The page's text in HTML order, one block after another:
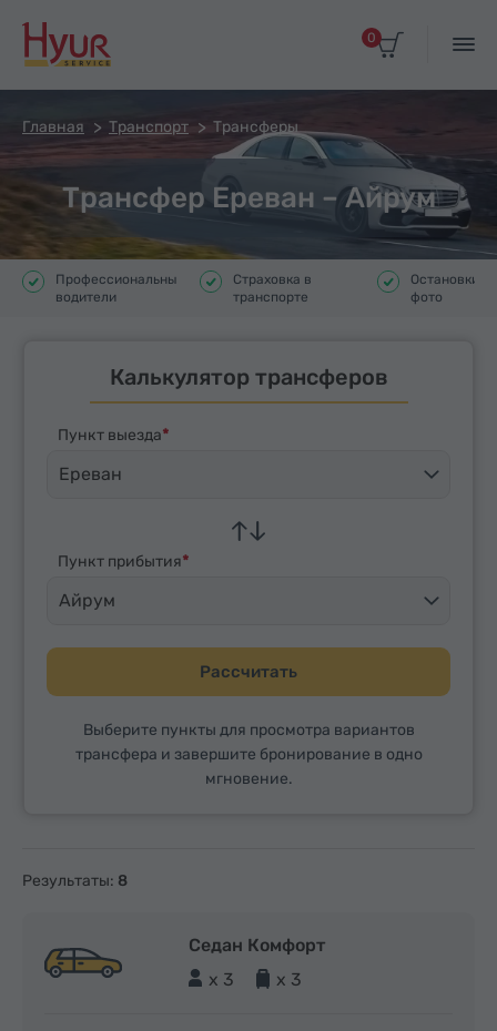
0
Главная Транспорт Трансферы
Трансфер Ереван – Айрум
Профессиональные
водители
Страховка в
транспорте
Остановки
фото
Калькулятор трансферов
Пункт выезда
Ереван
Пункт прибытия
Айрум
Рассчитать
Выберите пункты для просмотра вариантов
трансфера и завершите бронирование в одно
мгновение.
Результаты: 8
Седан Комфорт
x 3
x 3